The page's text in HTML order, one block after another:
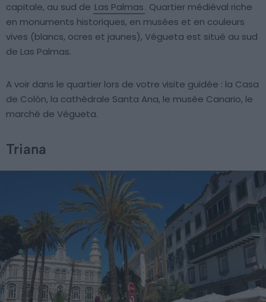
capitale, au sud de Las Palmas. Quartier médiéval riche
en monuments historiques, en musées et en couleurs
vives (blancs, ocres et jaunes), Végueta est situé au sud
de Las Palmas.
A voir dans le quartier lors de votre visite guidée : la Casa
de Colón, la cathédrale Santa Ana, le musée Canario, le
marché de Végueta.
Triana